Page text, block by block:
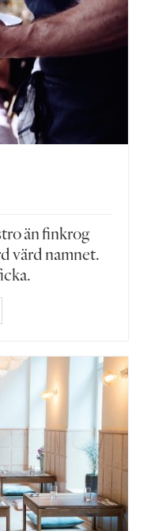
än finkrog
värd namnet.